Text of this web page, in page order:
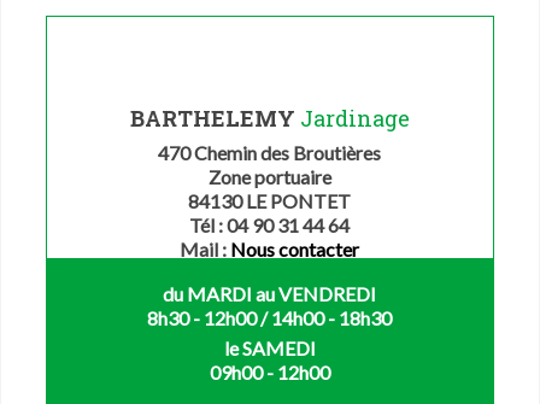
BARTHELEMY Jardinage
470 Chemin des Broutières
Zone portuaire
84130 LE PONTET
Tél : 04 90 31 44 64
Mail : Nous contacter
du MARDI au VENDREDI
8h30 - 12h00 / 14h00 - 18h30
le SAMEDI
09h00 - 12h00